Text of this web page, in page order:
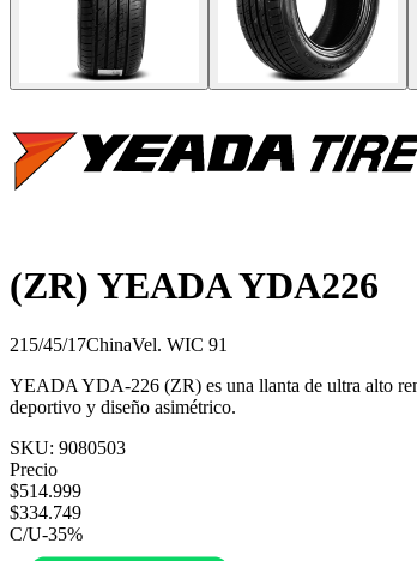
(ZR) YEADA YDA226
215/45/17ChinaVel. WIC 91
YEADA YDA-226 (ZR) es una llanta de ultra alto
deportivo y diseño asimétrico.
SKU: 9080503
Precio
$514.999
$334.749
C/U-35%